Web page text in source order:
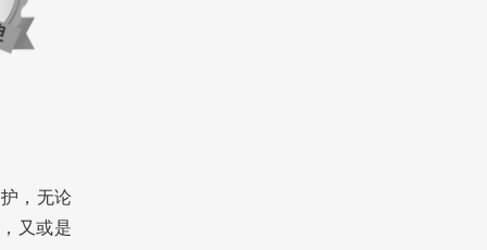
，无论
又或是